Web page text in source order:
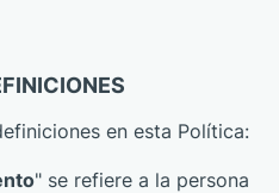
en esta Política:
" se refiere a la persona